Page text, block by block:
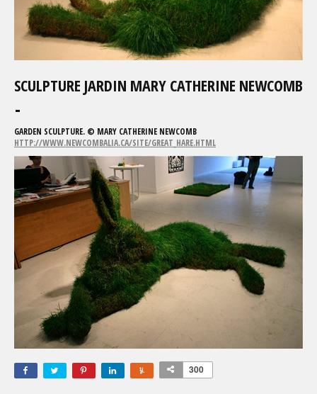
SCULPTURE JARDIN MARY CATHERINE NEWCOMB
GARDEN SCULPTURE. © MARY CATHERINE NEWCOMB
HTTP://WWW.NEWCOMBALIA.CA/SITE/GREAT_HARE.HTML
300